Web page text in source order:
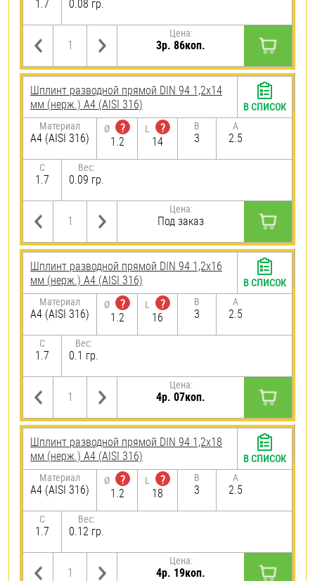
1.7 0.08 гр.
Цена:
3р. 86коп.
Шплинт разводной прямой DIN 94 1,2х14
мм (нерж.) A4 (AISI 316)
Материал
A4 (AISI 316)
Ø
?
1.2
L
?
14
B
3
A
2.5
C
1.7
Вес:
0.09 гр.
Цена:
Под заказ
В СПИСОК
Шплинт разводной прямой DIN 94 1,2х16
мм (нерж.) A4 (AISI 316)
Материал
A4 (AISI 316)
Ø
?
1.2
L
?
16
B
3
A
2.5
C
1.7
Вес:
0.1 гр.
Цена:
4р. 07коп.
В СПИСОК
Шплинт разводной прямой DIN 94 1,2х18
мм (нерж.) A4 (AISI 316)
Материал
A4 (AISI 316)
Ø
?
1.2
L
?
18
B
3
A
2.5
C
1.7
Вес:
0.12 гр.
Цена:
4р. 19коп.
В СПИСОК